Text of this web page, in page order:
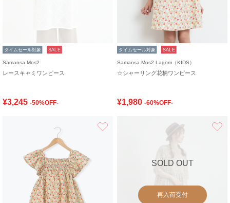
タイムセール対象 SALE
Samansa Mos2
レースキャミワンピース
¥3,245 -50%OFF-
タイムセール対象 SALE
Samansa Mos2 Lagom（KIDS）
☆シャーリング花柄ワンピース
¥1,980 -60%OFF-
SOLD OUT
再入荷受付